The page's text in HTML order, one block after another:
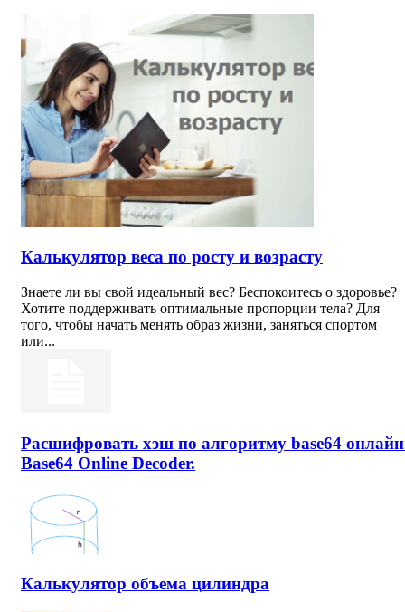
Калькулятор веса по росту и возрасту
Знаете ли вы свой идеальный вес? Беспокоитесь о здоровье?
Хотите поддерживать оптимальные пропорции тела? Для
того, чтобы начать менять образ жизни, заняться спортом
или...
Расшифровать хэш по алгоритму base64
Base64 Online Decoder.
Калькулятор объема цилиндра